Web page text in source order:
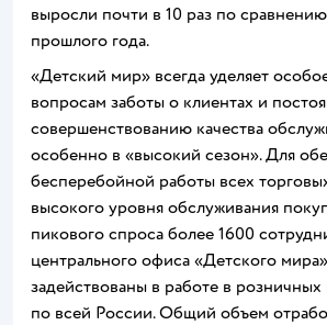
выросли почти в 10 раз по
прошлого года.
«Детский мир» всегда уделяет
вопросам заботы о клиентах и
совершенствованию качества
особенно в «высокий сезон». Для
бесперебойной работы всех
высокого уровня обслуживания
пикового спроса более 1600
центрального офиса «Детского
задействованы в работе в розничных
по всей России. Общий объем